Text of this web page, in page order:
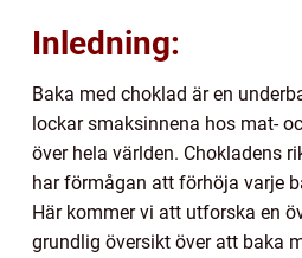
Inledning:
Baka med choklad är en
lockar smaksinnena hos mat-
över hela världen. Chokladens
har förmågan att förhöja varje
Här kommer vi att utforska en
grundlig översikt över att baka